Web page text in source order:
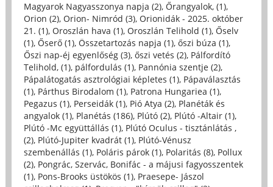
Magyarok Nagyasszonya napja (2), Őrangyalok, (1),
Orion (2), Orion- Nimród (3), Orionidák - 2025. október
21. (1), Oroszlán hava (1), Oroszlán Telihold (1), Őselv
(1), Őserő (1), Összetartozás napja (1), őszi búza (1),
Őszi nap-éj egyenlőség (3), őszi vetés (2), Pálfordító
Telihold, (1), pálfordulás (1), Pannónia szentje (2),
Pápalátogatás asztrológiai képletes (1), Pápaválasztás
(1), Párthus Birodalom (1), Patrona Hungariea (1),
Pegazus (1), Perseidák (1), Pió Atya (2), Planéták és
angyalok (1), Planétás (186), Plútó (2), Plútó -Altair (1),
Plútó -Mc együttállás (1), Plútó Oculus - tisztánlátás ,
(2), Plútó-Jupiter kvadrát (1), Plútó-Vénusz
szembenállás (1), Poláris párok (1), Polaritás (8), Pollux
(2), Pongrác, Szervác, Bonifác - a májusi fagyosszentek
(1), Pons-Brooks üstökös (1), Praesepe- Jászol